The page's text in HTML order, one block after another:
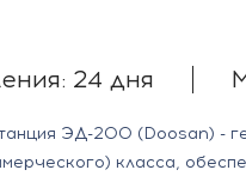
24 дня
ЭД-200 (Doosan) -
класса,